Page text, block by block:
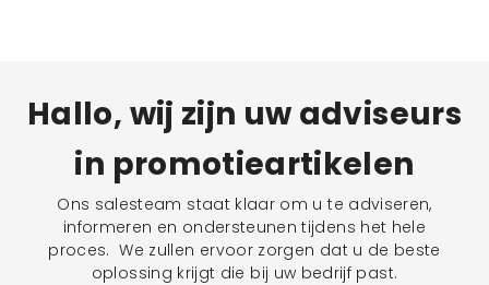
Hallo, wij zijn uw adviseurs
in promotieartikelen
Ons salesteam staat klaar om u te adviseren,
informeren en ondersteunen tijdens het hele
proces. We zullen ervoor zorgen dat u de beste
oplossing krijgt die bij uw bedrijf past.